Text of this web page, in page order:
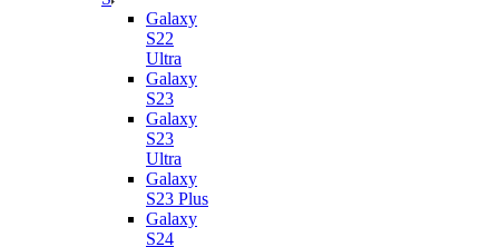
Galaxy
S22
Ultra
Galaxy
S23
Galaxy
S23
Ultra
Galaxy
S23 Plus
Galaxy
S24